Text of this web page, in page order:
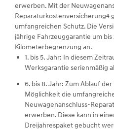
erwerben. Mit der
Reparaturkostenversicherung4
umfangreichen Schutz. Die
jährige Fahrzeuggarantie um
Kilometerbegrenzung an.
1. bis 5. Jahr: In diesem
Werksgarantie serienmäßig
6. bis 8. Jahr: Zum Ablauf
Möglichkeit die
Neuwagenanschluss-
erwerben. Diese kann in
Dreijahrespaket gebucht